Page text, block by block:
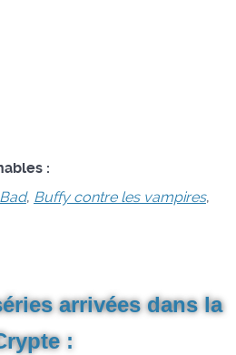
:
, Buffy contre les vampires,
arrivées dans la
: